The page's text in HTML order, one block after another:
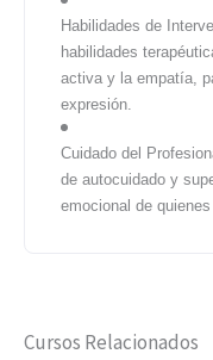
Habilidades de
habilidades
activa y la empatía,
expresión.
Cuidado del
de autocuidado y
emocional de
Cursos Relacionados